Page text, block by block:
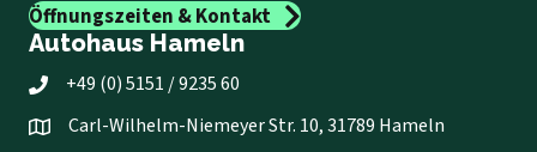
Öffnungszeiten & Kontakt
Autohaus Hameln
+49 (0) 5151 / 9235 60
Carl-Wilhelm-Niemeyer Str. 10, 31789 Hameln